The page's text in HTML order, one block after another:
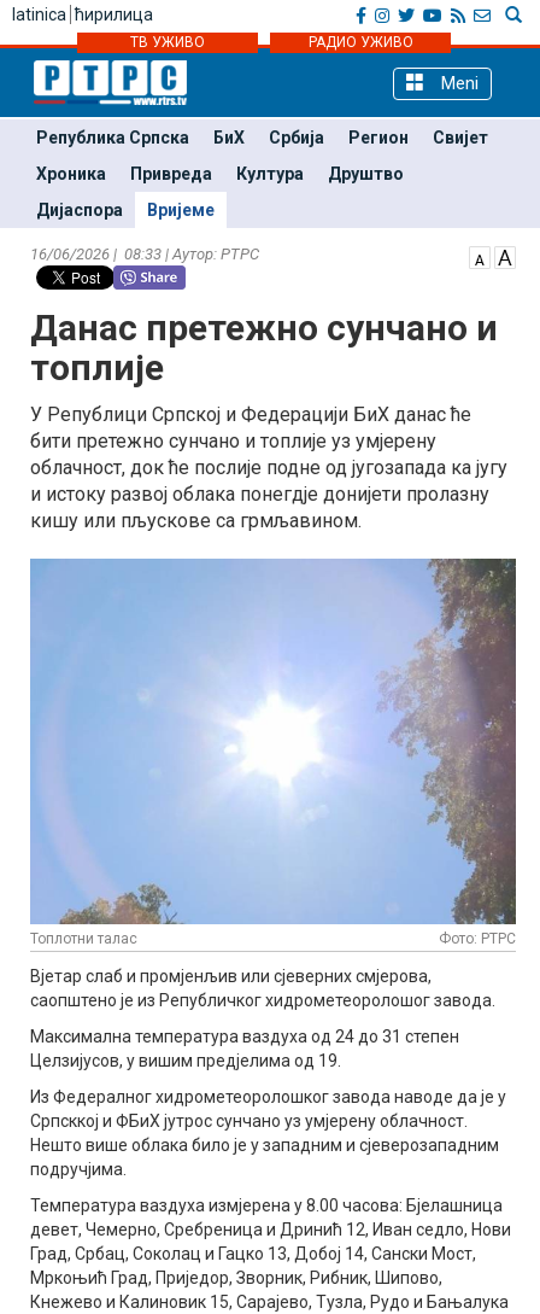
latinica ћирилица
ТВ УЖИВО РАДИО УЖИВО
Meni
Република Српска БиХ Србија Регион
Свијет
Хроника
Привреда Култура
Друштво
Дијаспора
Вријеме
16/06/2026 | 08:33 | Аутор: РТРС
Данас претежно сунчано и
топлије
У Републици Српској и Федерацији БиХ данас ће
бити претежно сунчано и топлије уз умјерену
облачност, док ће послије подне од југозапада ка југу
и истоку развој облака понегдје донијети пролазну
кишу или пљускове са грмљавином.
Топлотни талас Фото: РТРС
Вјетар слаб и промјенљив или сјеверних смјерова,
саопштено је из Републичког хидрометеоролошог завода.
Максимална температура ваздуха од 24 до 31 степен
Целзијусов, у вишим предјелима од 19.
Из Федералног хидрометеоролошког завода наводе да је у
Српсккој и ФБиХ јутрос сунчано уз умјерену облачност.
Нешто више облака било је у западним и сјеверозападним
подручјима.
Температура ваздуха измјерена у 8.00 часова: Бјелашница
девет, Чемерно, Сребреница и Дринић 12, Иван седло, Нови
Град, Србац, Соколац и Гацко 13, Добој 14, Сански Мост,
Мркоњић Град, Приједор, Зворник, Рибник, Шипово,
Кнежево и Калиновик 15, Сарајево, Тузла, Рудо и Бањалука